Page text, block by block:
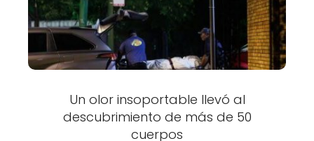
Un olor insoportable llevó al
descubrimiento de más de 50
cuerpos